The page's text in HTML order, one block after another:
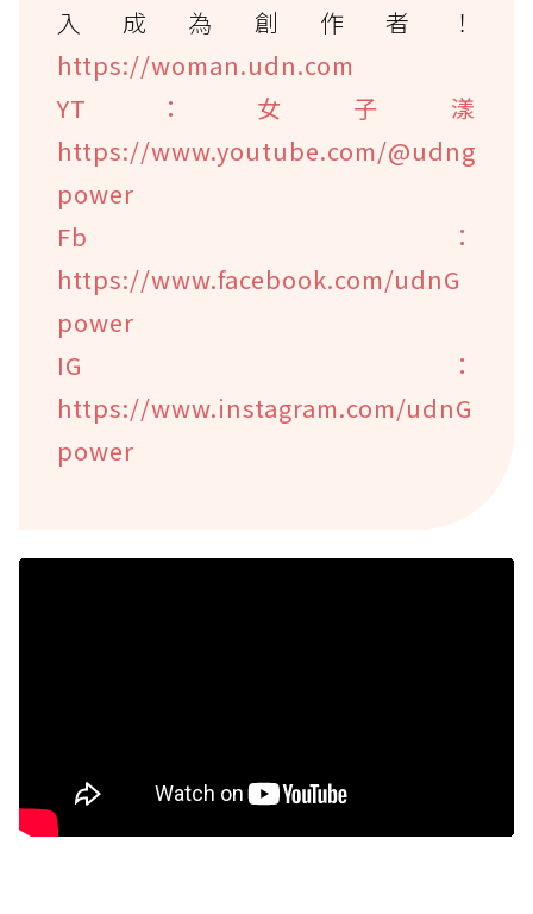
入成為創作者！
https://woman.udn.com
YT：女子漾
https://www.youtube.com/@udng
power
Fb：
https://www.facebook.com/udnG
power
IG：
https://www.instagram.com/udnG
power